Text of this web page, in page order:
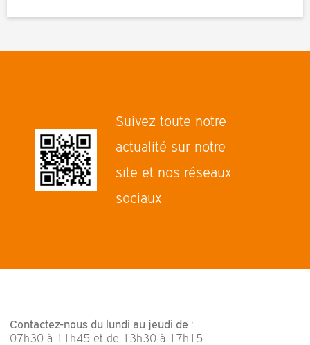
Suivez toute notre
actualité sur notre
site et nos réseaux
sociaux
Contactez-nous du lundi au jeudi de :
07h30 à 11h45 et de 13h30 à 17h15.